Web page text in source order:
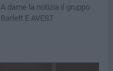
A darne la notizia il gruppo
Barlett E AVEST